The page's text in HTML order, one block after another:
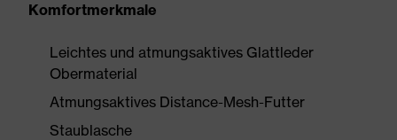
Komfortmerkmale
Leichtes und atmungsaktives Glattleder
Obermaterial
Atmungsaktives Distance-Mesh-Futter
Staublasche